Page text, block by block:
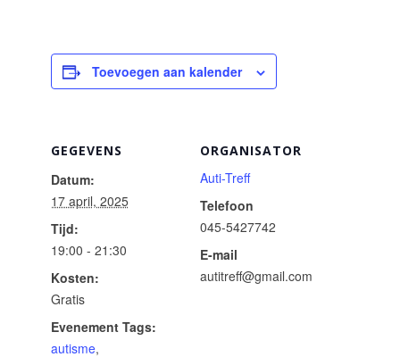
Toevoegen aan kalender
GEGEVENS
Datum:
17 april, 2025
Tijd:
19:00 - 21:30
Kosten:
Gratis
Evenement Tags:
autisme,
ORGANISATOR
Auti-Treff
Telefoon
045-5427742
E-mail
autitreff@gmail.com